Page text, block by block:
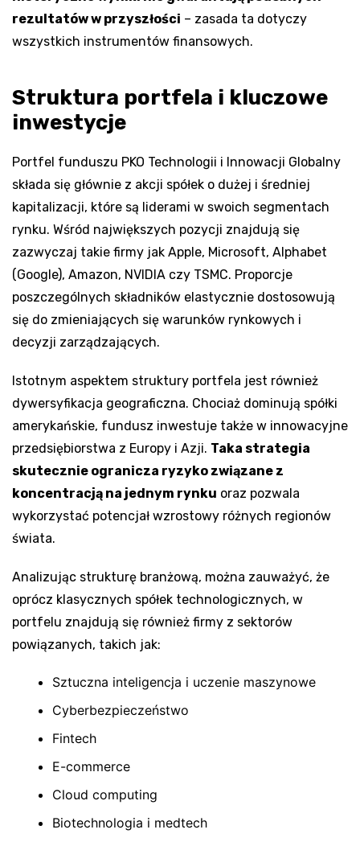
rezultatów w przyszłości – zasada ta dotyczy
wszystkich instrumentów finansowych.
Struktura portfela i kluczowe
inwestycje
Portfel funduszu PKO Technologii i Innowacji Globalny
składa się głównie z akcji spółek o dużej i średniej
kapitalizacji, które są liderami w swoich segmentach
rynku. Wśród największych pozycji znajdują się
zazwyczaj takie firmy jak Apple, Microsoft, Alphabet
(Google), Amazon, NVIDIA czy TSMC. Proporcje
poszczególnych składników elastycznie dostosowują
się do zmieniających się warunków rynkowych i
decyzji zarządzających.
Istotnym aspektem struktury portfela jest również
dywersyfikacja geograficzna. Chociaż dominują spółki
amerykańskie, fundusz inwestuje także w innowacyjne
przedsiębiorstwa z Europy i Azji. Taka strategia
skutecznie ogranicza ryzyko związane z
koncentracją na jednym rynku oraz pozwala
wykorzystać potencjał wzrostowy różnych regionów
świata.
Analizując strukturę branżową, można zauważyć, że
oprócz klasycznych spółek technologicznych, w
portfelu znajdują się również firmy z sektorów
powiązanych, takich jak:
Sztuczna inteligencja i uczenie maszynowe
Cyberbezpieczeństwo
Fintech
E-commerce
Cloud computing
Biotechnologia i medtech